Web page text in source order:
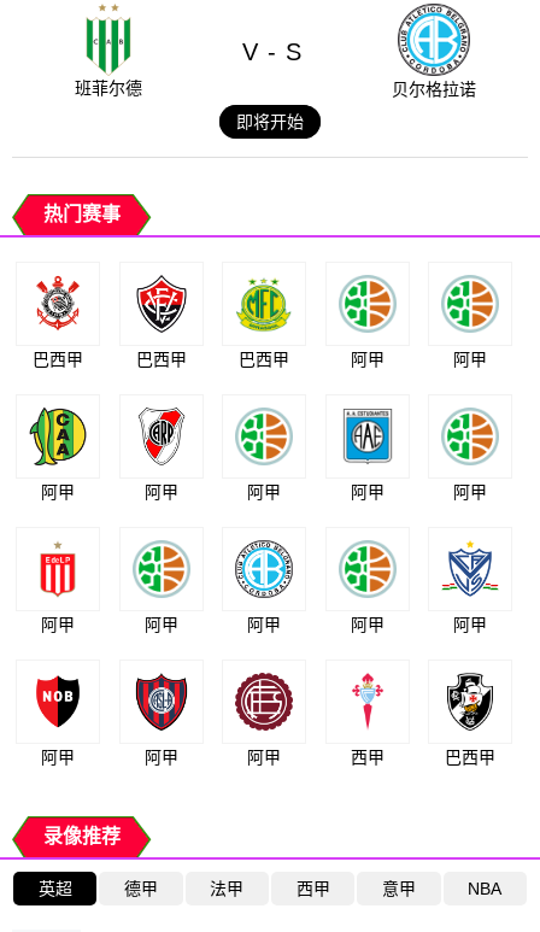
班菲尔德
V - S
贝尔格拉诺
即将开始
热门赛事
巴西甲 巴西甲 巴西甲 阿甲 阿甲
阿甲 阿甲 阿甲 阿甲 阿甲
阿甲 阿甲 阿甲 阿甲 阿甲
阿甲 阿甲 阿甲 西甲 巴西甲
录像推荐
英超 德甲 法甲 西甲 意甲 NBA